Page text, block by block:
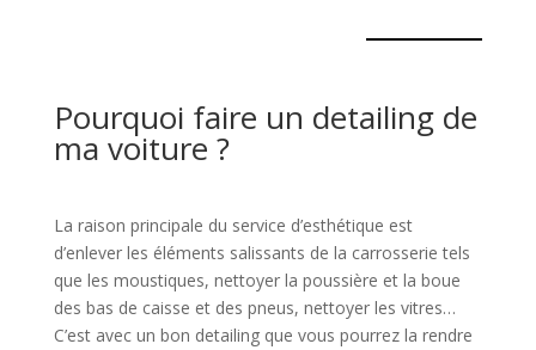
Pourquoi faire un detailing de
ma voiture ?
La raison principale du service d’esthétique est
d’enlever les éléments salissants de la carrosserie tels
que les moustiques, nettoyer la poussière et la boue
des bas de caisse et des pneus, nettoyer les vitres…
C’est avec un bon detailing que vous pourrez la rendre